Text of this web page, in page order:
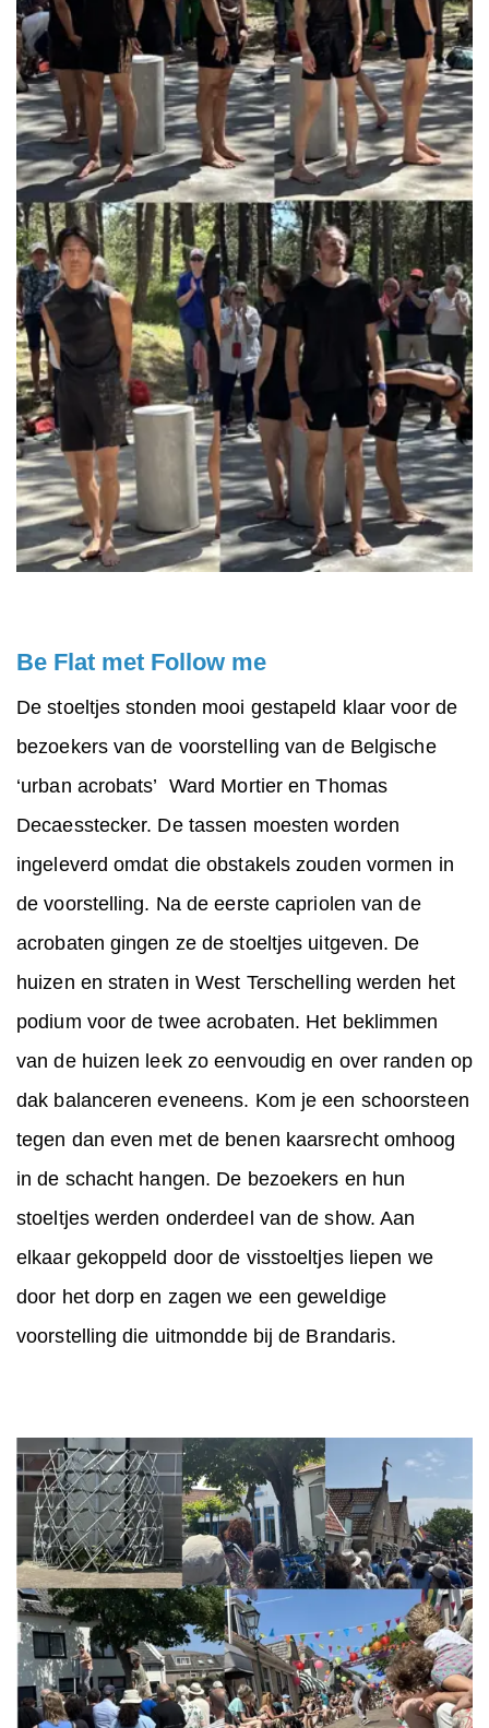
Be Flat met Follow me
De stoeltjes stonden mooi gestapeld klaar voor de
bezoekers van de voorstelling van de Belgische
‘urban acrobats’ Ward Mortier en Thomas
Decaesstecker. De tassen moesten worden
ingeleverd omdat die obstakels zouden vormen in
de voorstelling. Na de eerste capriolen van de
acrobaten gingen ze de stoeltjes uitgeven. De
huizen en straten in West Terschelling werden het
podium voor de twee acrobaten. Het beklimmen
van de huizen leek zo eenvoudig en over randen op
dak balanceren eveneens. Kom je een schoorsteen
tegen dan even met de benen kaarsrecht omhoog
in de schacht hangen. De bezoekers en hun
stoeltjes werden onderdeel van de show. Aan
elkaar gekoppeld door de visstoeltjes liepen we
door het dorp en zagen we een geweldige
voorstelling die uitmondde bij de Brandaris.